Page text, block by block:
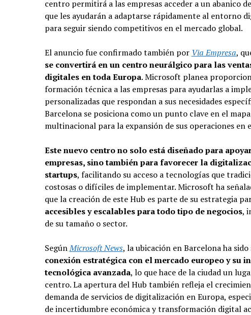
centro permitirá a las empresas acceder a un abanico
que les ayudarán a adaptarse rápidamente al entorno
para seguir siendo competitivos en el mercado global.
El anuncio fue confirmado también por Via Empresa,
se convertirá en un centro neurálgico para las
digitales en toda Europa. Microsoft planea
formación técnica a las empresas para ayudarlas a
personalizadas que respondan a sus necesidades
Barcelona se posiciona como un punto clave en el
multinacional para la expansión de sus operaciones en
Este nuevo centro no solo está diseñado para
empresas, sino también para favorecer la
startups, facilitando su acceso a tecnologías que
costosas o difíciles de implementar. Microsoft ha
que la creación de este Hub es parte de su estrategia
accesibles y escalables para todo tipo de negocios,
de su tamaño o sector.
SegúnMicrosoft News, la ubicación en Barcelona ha
conexión estratégica con el mercado europeo y su
tecnológica avanzada, lo que hace de la ciudad un
centro. La apertura del Hub también refleja el
demanda de servicios de digitalización en Europa,
de incertidumbre económica y transformación digital